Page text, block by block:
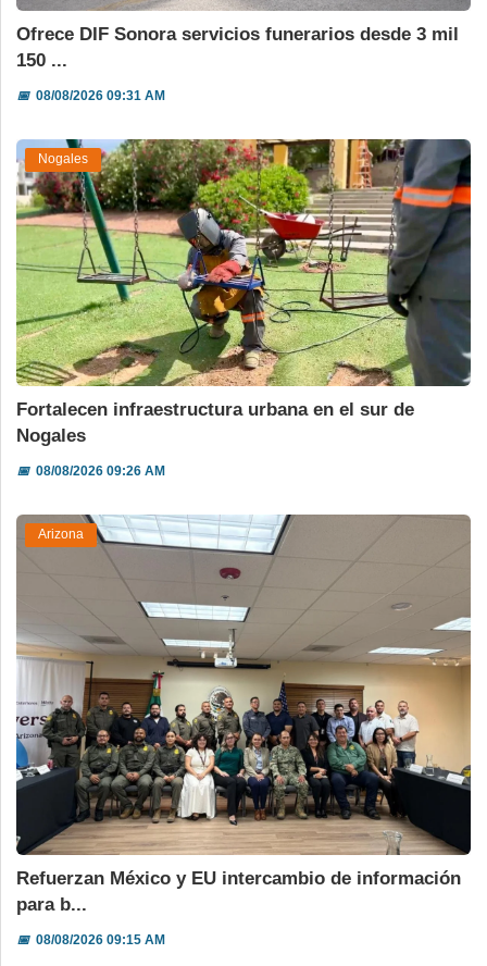
Ofrece DIF Sonora servicios funerarios desde 3 mil
150 ...
📅08/08/2026 09:31 AM
Nogales
Fortalecen infraestructura urbana en el sur de
Nogales
📅08/08/2026 09:26 AM
Arizona
Refuerzan México y EU intercambio de información
para b...
📅08/08/2026 09:15 AM